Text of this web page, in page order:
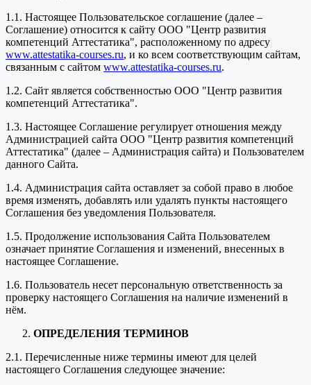
1.1. Настоящее Пользовательское соглашение (далее –
Соглашение) относится к сайту ООО "Центр развития
компетенций Аттестатика", расположенному по адресу
www.attestatika-courses.ru, и ко всем соответствующим сайтам,
связанным с сайтом www.attestatika-courses.ru.
1.2. Сайт является собственностью ООО "Центр развития
компетенций Аттестатика".
1.3. Настоящее Соглашение регулирует отношения между
Администрацией сайта ООО "Центр развития компетенций
Аттестатика" (далее – Администрация сайта) и Пользователем
данного Сайта.
1.4. Администрация сайта оставляет за собой право в любое
время изменять, добавлять или удалять пункты настоящего
Соглашения без уведомления Пользователя.
1.5. Продолжение использования Сайта Пользователем
означает принятие Соглашения и изменений, внесенных в
настоящее Соглашение.
1.6. Пользователь несет персональную ответственность за
проверку настоящего Соглашения на наличие изменений в
нём.
ОПРЕДЕЛЕНИЯ ТЕРМИНОВ
2.1. Перечисленные ниже термины имеют для целей
настоящего Соглашения следующее значение: